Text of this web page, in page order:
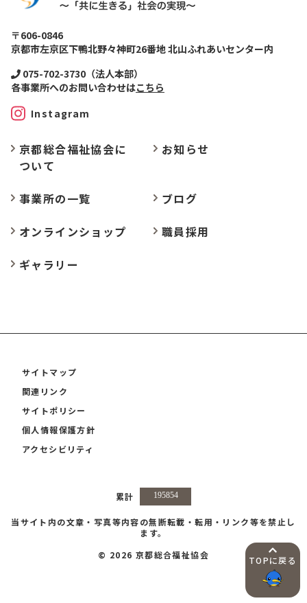
〒606-0846
京都市左京区下鴨北野々神町26番地 北山ふれあいセンター内
075-702-3730（法人本部）
各事業所へのお問い合わせはこちら
Instagram
京都総合福祉協会に
ついて
お知らせ
事業所の一覧
ブログ
オンラインショップ
職員採用
ギャラリー
サイトマップ
関連リンク
サイトポリシー
個人情報保護方針
アクセシビリティ
累計
当サイト内の文章・写真等内容の無断転載・転用・リンク等を禁止し
ます。
© 2026 京都総合福祉協会
TOPに戻る